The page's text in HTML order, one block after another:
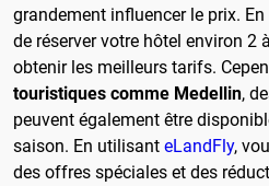
grandement influencer le prix.
de réserver votre hôtel environ 2
obtenir les meilleurs tarifs.
touristiques comme Medellin,
peuvent également être
saison. En utilisant eLandFly,
des offres spéciales et des